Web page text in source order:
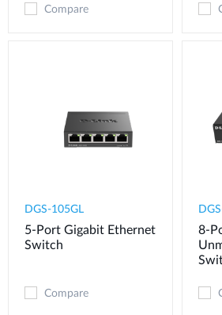
Compare
DGS-105GL
5-Port Gigabit Ethernet
Switch
Compare
8-